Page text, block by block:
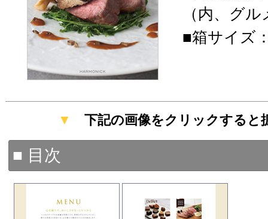
（内、グ
■箱サイズ
▼ 下記の画像をクリックする
■ 目次